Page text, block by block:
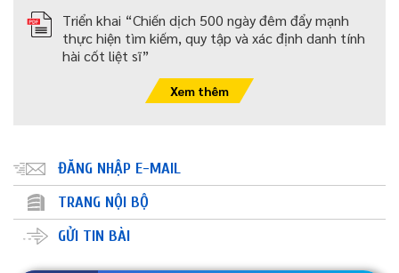
Triển khai “Chiến dịch 500 ngày đêm đẩy mạnh
thực hiện tìm kiếm, quy tập và xác định danh tính
hài cốt liệt sĩ”
Xem thêm
ĐĂNG NHẬP E-MAIL
TRANG NỘI BỘ
GỬI TIN BÀI